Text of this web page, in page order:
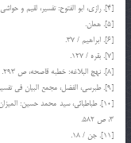
[4]. رازي، ابو الفتوح: تفسير، لقيم و حواشي مهدي الهي قمشه اي، انتشارات علمي، تهران 1325، ج 1، ص 311.
[5]. همان.
[6]. ابراهيم / 37.
[7]. بقره / 127.
[8]. نهج البلاغه: خطبه قاصحه، ص 293.
[9]. طبرسي، الفضل، مجمع البيان في تفسير القرآن، انتشارات اسلاميه تهران، 1390 هـ . ق، ص 204.
[10]. طباطبائي، سيد محمد حسين:
3، ص 582.
[11]. جن / 18.